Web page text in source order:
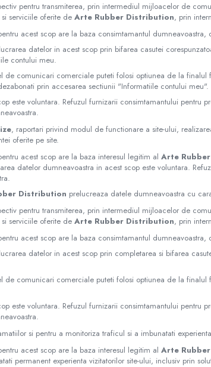
pentru transmiterea, prin intermediul mijloacelor de
serviciile oferite de Arte Rubber Distribution, prin
acest scop are la baza consimtamantul dumneavoastra,
datelor in acest scop prin bifarea casutei
contului meu.
de comunicari comerciale puteti folosi optiunea de la
prin accesarea sectiunii "Informatiile contului meu".
este voluntara. Refuzul furnizarii consimtamantului pentru
, raportari privind modul de functionare a site-ului,
oferite pe site.
acest scop are la baza interesul legitim al Arte
datelor dumneavoastra in acest scop este voluntara.
Distribution prelucreaza datele dumneavoastra cu
pentru transmiterea, prin intermediul mijloacelor de
serviciile oferite de Arte Rubber Distribution, prin
acest scop are la baza consimtamantul dumneavoastra,
datelor in acest scop prin completarea si bifarea
de comunicari comerciale puteti folosi optiunea de la
este voluntara. Refuzul furnizarii consimtamantului pentru
si pentru a monitoriza traficul si a imbunatati
acest scop are la baza interesul legitim al Arte
permanent experienta vizitatorilor site-ului, inclusiv prin